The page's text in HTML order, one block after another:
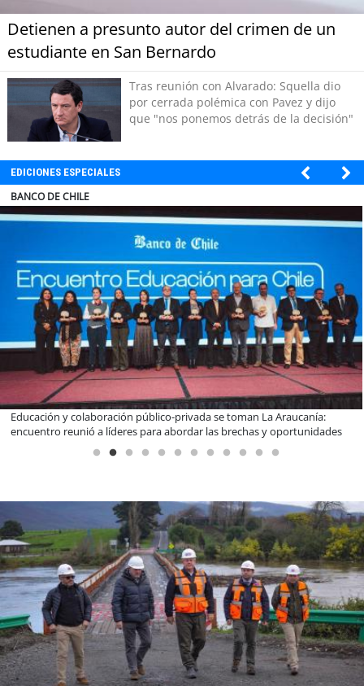
Detienen a presunto autor del crimen de un
estudiante en San Bernardo
Tras reunión con Alvarado: Squella dio
por cerrada polémica con Pavez y dijo
que "nos ponemos detrás de la decisión"
EDICIONES ESPECIALES
ELECTROLUX
Claves para comprar electrodomésticos durante el Black Sale